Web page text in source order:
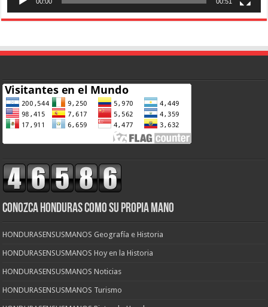
00:00 00:51
CONOZCA HONDURAS COMO SU PROPIA MANO
HONDURASENSUSMANOS Geografía e Historia
HONDURASENSUSMANOS Hoy en la Historia
HONDURASENSUSMANOS Noticias
HONDURASENSUSMANOS Turismo